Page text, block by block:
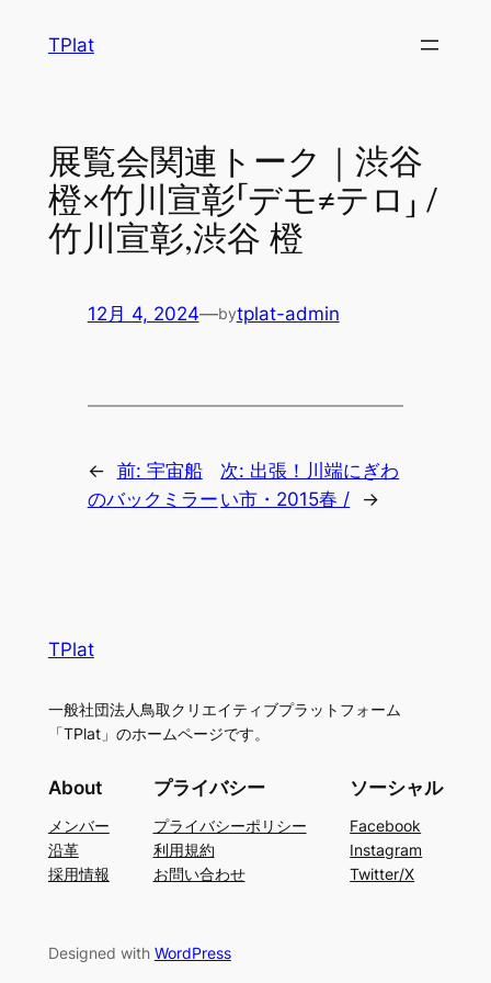
TPlat
展覧会関連トーク｜渋谷
橙×竹川宣彰「デモ≠テロ」 /
竹川宣彰,渋谷 橙
12月 4, 2024—bytplat-admin
← 前: 宇宙船
のバックミラー
次: 出張！川端にぎわ
い市・2015春 /
→
TPlat
一般社団法人鳥取クリエイティブプラットフォーム
「TPlat」のホームページです。
About
メンバー
沿革
採用情報
プライバシー
プライバシーポリシー
利用規約
お問い合わせ
ソーシャル
Facebook
Instagram
Twitter/X
Designed with WordPress